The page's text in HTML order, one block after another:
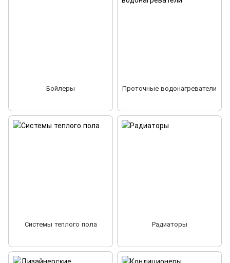
Бойлеры Проточные водонагреватели
Системы теплого пола Радиаторы